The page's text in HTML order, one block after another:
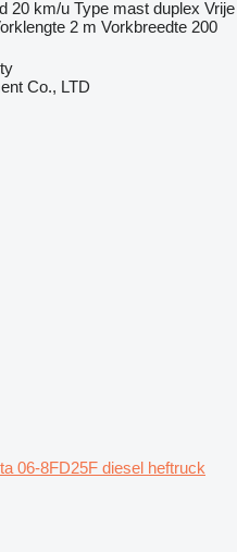
20 km/u Type mast duplex Vrije
2 m Vorkbreedte 200
Co., LTD
06-8FD25F diesel heftruck